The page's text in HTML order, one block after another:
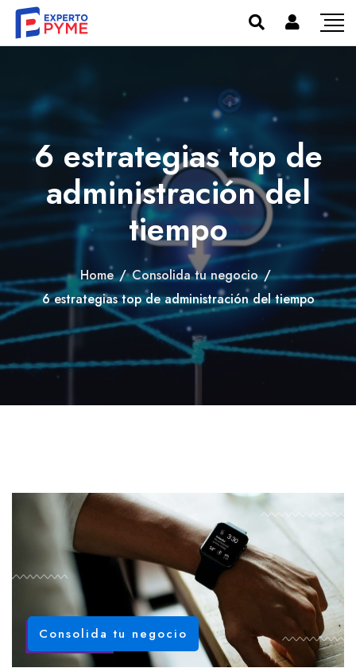
6 estrategias top de
administración del
tiempo
Home / Consolida tu negocio /
6 estrategias top de administración del tiempo
Consolida tu negocio